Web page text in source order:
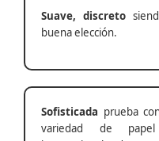
Suave, discreto
buena elección.
Sofisticada prueba
variedad de